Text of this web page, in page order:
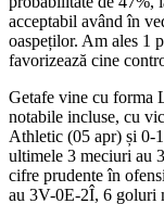
acceptabil având în
oaspeților. Am ales 1
favorizează cine
Getafe vine cu forma
notabile incluse, cu
Athletic (05 apr) și 0-
ultimele 3 meciuri au
cifre prudente în
au 3V-0E-2Î, 6 goluri